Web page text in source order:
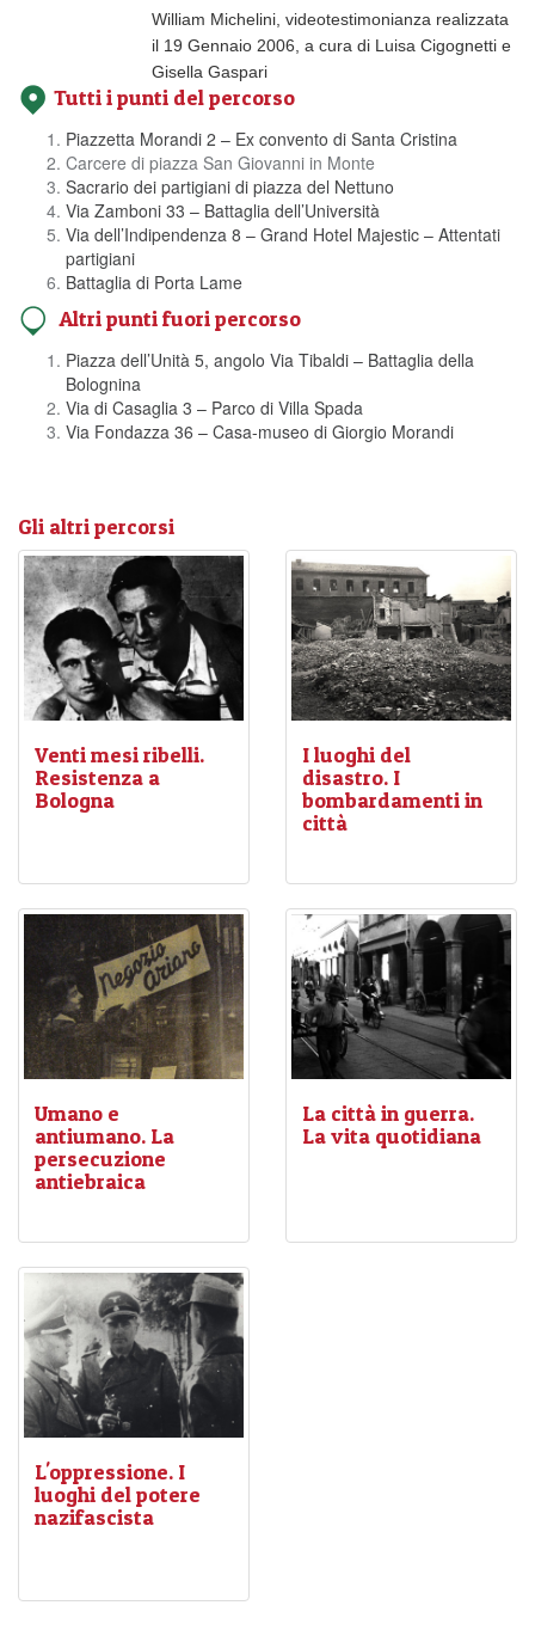
William Michelini, videotestimonianza realizzata
il 19 Gennaio 2006, a cura di Luisa Cigognetti e
Gisella Gaspari
Tutti i punti del percorso
Piazzetta Morandi 2 – Ex convento di Santa Cristina
Carcere di piazza San Giovanni in Monte
Sacrario dei partigiani di piazza del Nettuno
Via Zamboni 33 – Battaglia dell’Università
Via dell’Indipendenza 8 – Grand Hotel Majestic – Attentati
partigiani
Battaglia di Porta Lame
Altri punti fuori percorso
Piazza dell’Unità 5, angolo Via Tibaldi – Battaglia della
Bolognina
Via di Casaglia 3 – Parco di Villa Spada
Via Fondazza 36 – Casa-museo di Giorgio Morandi
Gli altri percorsi
Venti mesi ribelli.
Resistenza a
Bologna
del territorio da parte di
tedeschi e fascisti, i
dirigenti politici della
Resistenza bolognese si
incontravano
clandestinamente,
organizzando una vera e
propria guerra.
I luoghi del
disastro. I
bombardamenti in
città
16 luglio 194332
bombardamenti pesanti
sul centro cittadino
quasi 100 incursioni
aeree. Tale accanimento
deriva dalla posizione
strategica della città,
fondamentale nodo
ferroviario della penisola.
Umano e
antiumano. La
persecuzione
antiebraica
legislazione antisemita del
1938 diede inizio alle
discriminazioni, preludio
della persecuzione che
spesso condusse intere
famiglie ai campi di
sterminio.
La città in guerra.
La vita quotidiana
Linea Gotica, al centro del
L'oppressione. I
luoghi del potere
nazifascista
della città, toccando